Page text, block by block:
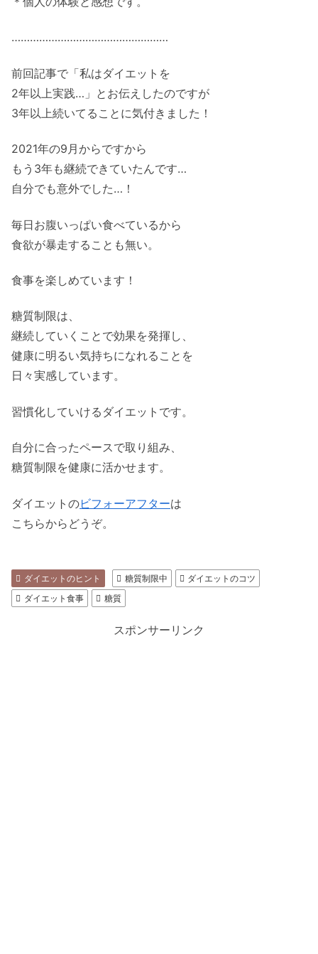
……………………………………………
前回記事で「私はダイエットを
2年以上実践…」とお伝えしたのですが
3年以上続いてることに気付きました！
2021年の9月からですから
もう3年も継続できていたんです…
自分でも意外でした…！
毎日お腹いっぱい食べているから
食欲が暴走することも無い。
食事を楽しめています！
糖質制限は、
継続していくことで効果を発揮し、
健康に明るい気持ちになれることを
日々実感しています。
習慣化していけるダイエットです。
自分に合ったペースで取り組み、
糖質制限を健康に活かせます。
ダイエットのビフォーアフターは
こちらからどうぞ。
ダイエットのヒント 糖質制限中
ダイエットのコツ
ダイエット食事
糖質
スポンサーリンク